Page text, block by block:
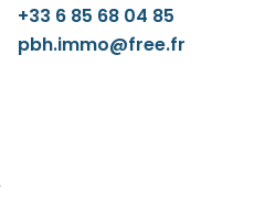
+33 6 85 68 04 85
pbh.immo@free.fr